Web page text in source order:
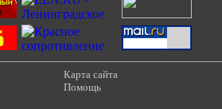
Карта сайта
Помощь